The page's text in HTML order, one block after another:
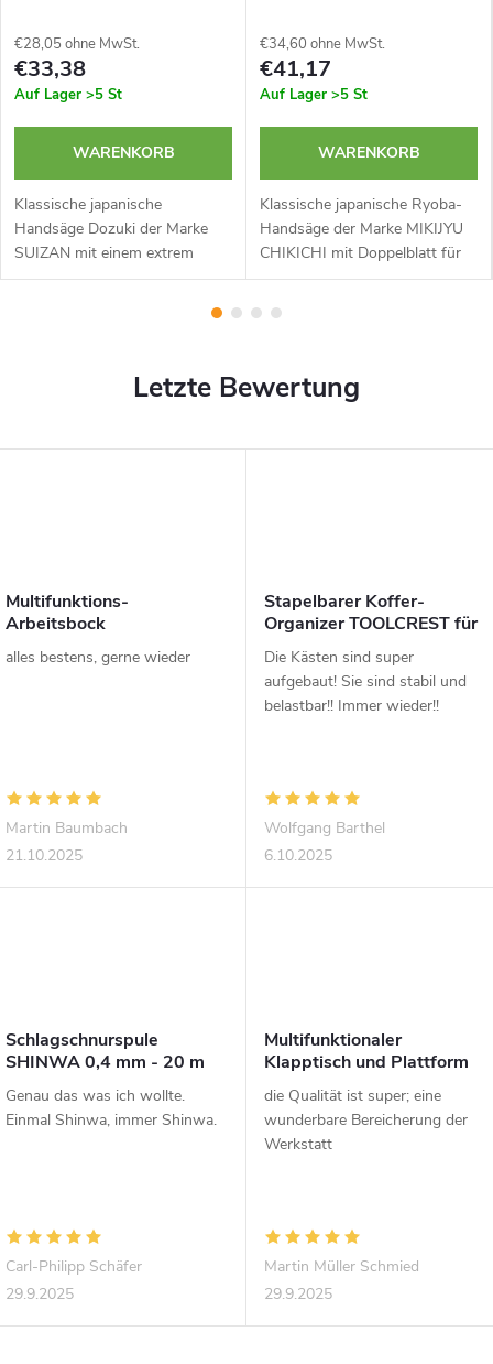
€28,05 ohne MwSt.
€33,38
Auf Lager >5 St
WARENKORB
Klassische japanische
Handsäge Dozuki der Marke
SUIZAN mit einem extrem
schmalen Blatt und einem
Rattan überzogen ist. Ideal für
€34,60 ohne MwSt.
€41,17
Auf Lager >5 St
WARENKORB
Klassische japanische Ryoba-
Handsäge der Marke MIKIJYU
CHIKICHI mit Doppelblatt für
Quer- und Längsschnitt mit
feine und präzise Schnitte in
Letzte Bewertung
Multifunktions-
Arbeitsbock
CRAFTMAKER Multihorse
4-in-1
Martin Baumbach
21.10.2025
alles bestens, gerne wieder
Stapelbarer Koffer-
Organizer TOOLCREST für
Verbindungsmaterial
Wolfgang Barthel
6.10.2025
Die Kästen sind super
aufgebaut! Sie sind stabil und
belastbar!! Immer wieder!!
Schlagschnurspule
SHINWA 0,4 mm - 20 m
Carl-Philipp Schäfer
29.9.2025
Genau das was ich wollte.
Einmal Shinwa, immer Shinwa.
Multifunktionaler
Klapptisch und Plattform
STRONGBOLD
StrongBench B910
Martin Müller Schmied
29.9.2025
die Qualität ist super; eine
wunderbare Bereicherung der
Werkstatt